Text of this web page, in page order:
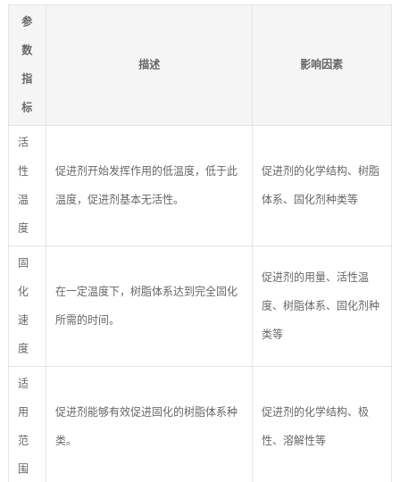
参
数
指
标
描述 影响因素
活
性
温
度
促进剂开始发挥作用的低温度，低于此
温度，促进剂基本无活性。
促进剂的化学结构、树脂
体系、固化剂种类等
固
化
速
度
在一定温度下，树脂体系达到完全固化
所需的时间。
促进剂的用量、活性温
度、树脂体系、固化剂种
类等
适
用
范
围
促进剂能够有效促进固化的树脂体系种
类。
促进剂的化学结构、极
性、溶解性等